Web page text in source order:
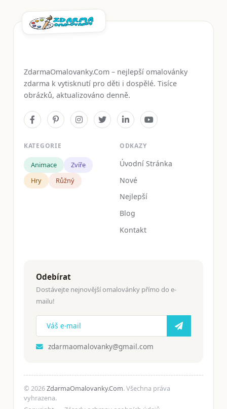
ZdarmaOmalovanky.Com – nejlepší omalovánky
zdarma k vytisknutí pro děti i dospělé. Tisíce
obrázků, aktualizováno denně.
KATEGORIE
Animace
Zvíře
Hry
Růžný
ODKAZY
Úvodní Stránka
Nové
Nejlepší
Blog
Kontakt
Odebírat
Dostávejte nejnovější omalovánky přímo do e-
mailu!
zdarmaomalovanky@gmail.com
© 2026ZdarmaOmalovanky.Com. Všechna práva
vyhrazena.